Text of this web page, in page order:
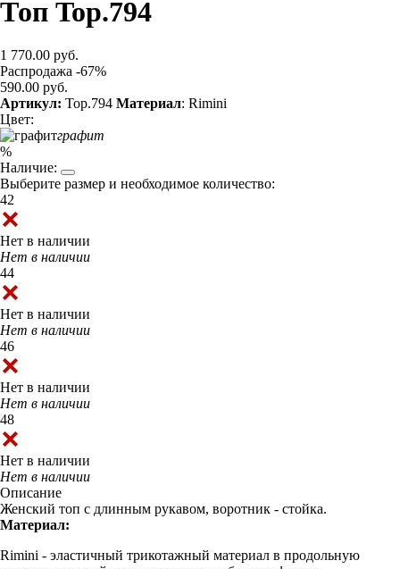
Топ Top.794
1 770.00 руб.
Распродажа -67%
590.00 руб.
Артикул: Top.794 Материал: Rimini
Цвет:
графит
%
Наличие:
Выберите размер и необходимое количество:
42
Нет в наличии
Нет в наличии
44
Нет в наличии
Нет в наличии
46
Нет в наличии
Нет в наличии
48
Нет в наличии
Нет в наличии
Описание
Женский топ с длинным рукавом, воротник - стойка.
Материал:
Rimini - эластичный трикотажный материал в продольную